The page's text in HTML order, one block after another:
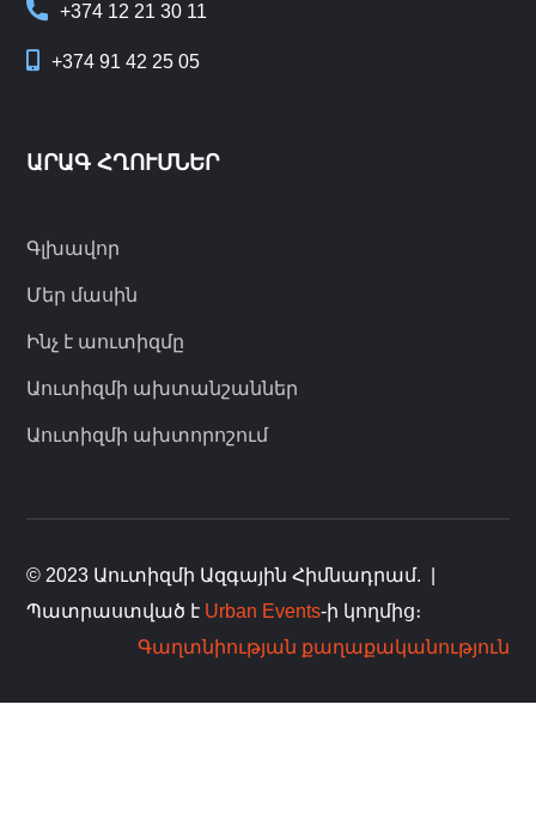
+374 12 21 30 11
+374 91 42 25 05
ԱՐԱԳ ՀՂՈՒՄՆԵՐ
Գլխավոր
Մեր մասին
Ինչ է աուտիզմը
Աուտիզմի ախտանշաններ
Աուտիզմի ախտորոշում
© 2023 Աուտիզմի Ազգային Հիմնադրամ.
Պատրաստված է Urban Events-ի կողմից։
Գաղտնիության քաղաքականություն